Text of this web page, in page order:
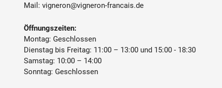
Mail: vigneron@vigneron-francais.de
Öffnungszeiten:
Montag: Geschlossen
Dienstag bis Freitag: 11:00 – 13:00 und 15:00 - 18:30
Samstag: 10:00 – 14:00
Sonntag: Geschlossen